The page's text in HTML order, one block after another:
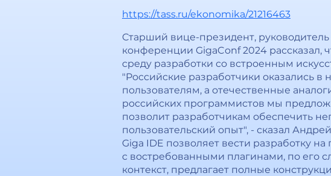
https://tass.ru/ekonomika/21216463
Старший вице-президент,
конференции GigaConf 2024 рассказал,
среду разработки со встроенным
"Российские разработчики оказались
пользователям, а отечественные
российских программистов мы
позволит разработчикам обеспечить
пользовательский опыт", - сказал
Giga IDE позволяет вести разработку
с востребованными плагинами, по его
контекст, предлагает полные